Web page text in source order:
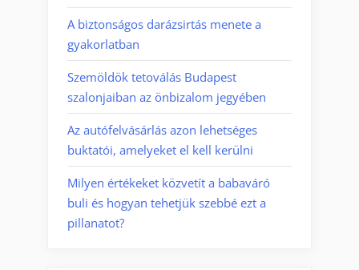
A biztonságos darázsirtás menete a
gyakorlatban
Szemöldök tetoválás Budapest
szalonjaiban az önbizalom jegyében
Az autófelvásárlás azon lehetséges
buktatói, amelyeket el kell kerülni
Milyen értékeket közvetít a babaváró
buli és hogyan tehetjük szebbé ezt a
pillanatot?